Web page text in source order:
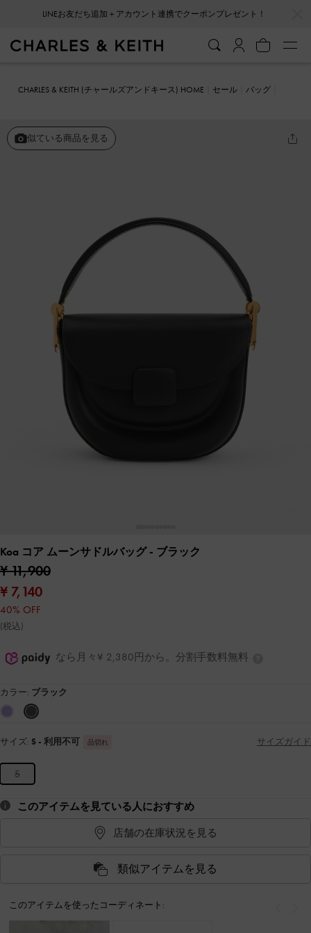
LINEお友だち追加＋アカウント連携でクーポンプレゼント！
CHARLES & KEITH (チャールズアンドキース) HOME セール
バッグ
似ている商品を見る
Koa コア ムーンサドルバッグ- ブラック
¥ 11,900
¥ 7,140
40% OFF
(税込)
なら月々¥ 2,380円から。分割手数料無料
カラー: ブラック
サイズ: S - 利用不可 品切れ サイズガイド
S
このアイテムを見ている人におすすめ
店舗の在庫状況を見る
類似アイテムを見る
このアイテムを使ったコーディネート: